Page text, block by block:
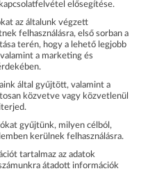
elősegítése.
az általunk végzett
felhasználásra, első sorban a
terén, hogy a lehető legjobb
a marketing és
által gyűjtött, valamint a
közvetve vagy közvetlenül
gyűjtünk, milyen célból,
kerülnek felhasználásra.
tartalmaz az adatok
átadott információk